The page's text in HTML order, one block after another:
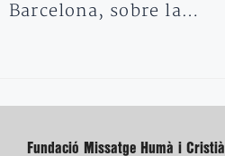
Barcelona, sobre la…
Fundació Missatge Humà i Cristià